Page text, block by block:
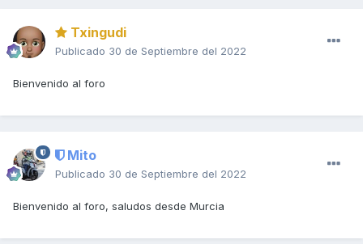
Txingudi
Publicado 30 de Septiembre del 2022
Bienvenido al foro
Mito
Publicado 30 de Septiembre del 2022
Bienvenido al foro, saludos desde Murcia